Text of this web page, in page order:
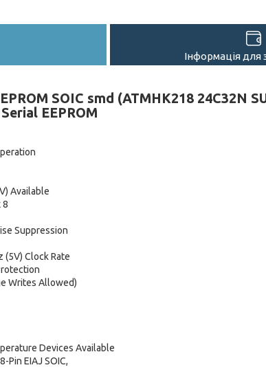
Інформація для
SOIC smd (ATMHK218 24C32N
EEPROM
Available
8
Suppression
(5V) Clock Rate
Writes Allowed)
Devices Available
Pin EIAJ SOIC,